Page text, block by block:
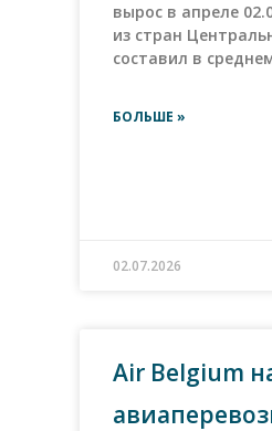
вырос в апреле
из стран
составил в
БОЛЬШЕ »
02.07.2026
Air Belgium